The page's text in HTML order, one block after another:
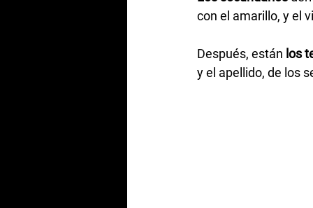
con el amarillo, y el
Después, están los
y el apellido, de los